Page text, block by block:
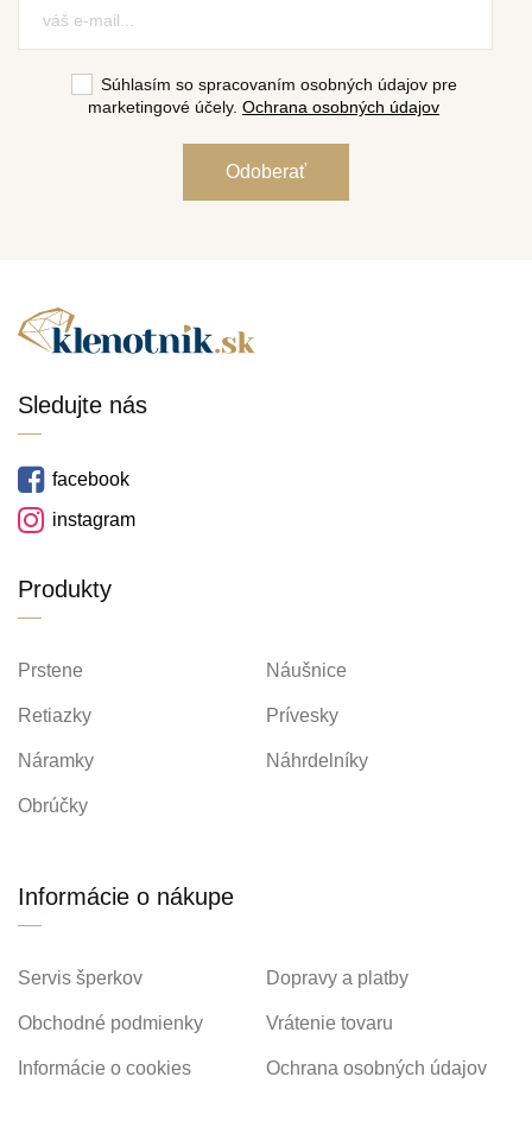
Súhlasím so spracovaním osobných údajov pre
marketingové účely. Ochrana osobných údajov
Sledujte nás
facebook
instagram
Produkty
Prstene Náušnice
Retiazky Prívesky
Náramky Náhrdelníky
Obrúčky
Informácie o nákupe
Servis šperkov Dopravy a platby
Obchodné podmienky Vrátenie tovaru
Informácie o cookies Ochrana osobných údajov